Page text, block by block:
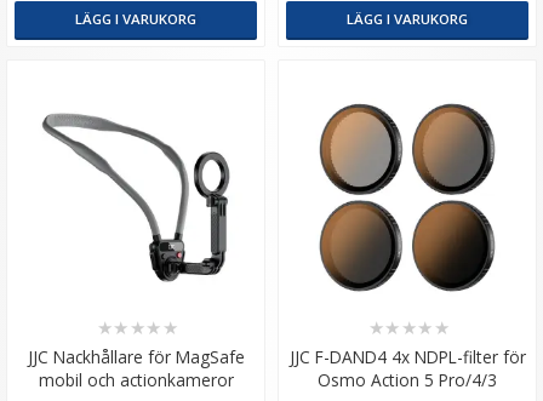
LÄGG I VARUKORG LÄGG I VARUKORG
JJC Nackhållare för MagSafe
mobil och actionkameror
★★ ★★ ★
JJC F-DAND4 4x NDPL-filter för
Osmo Action 5 Pro/4/3
★★ ★★ ★